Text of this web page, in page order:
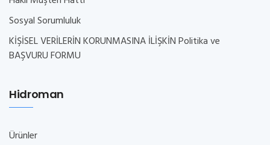
Sosyal Sorumluluk
KİŞİSEL VERİLERİN KORUNMASINA İLİŞKİN Politika ve
BAŞVURU FORMU
Hidroman
Ürünler